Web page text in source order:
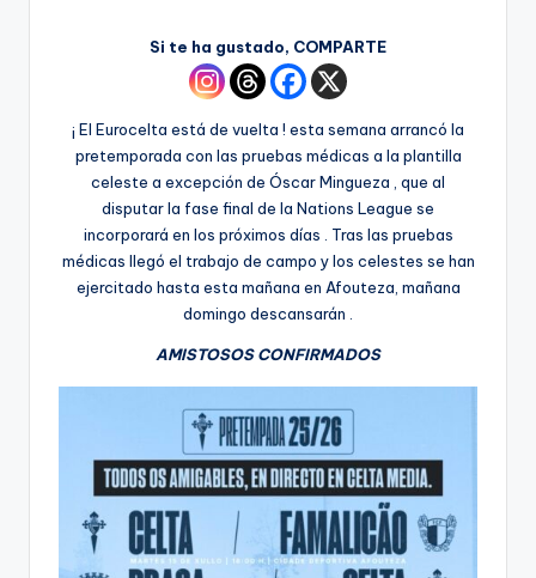
Si te ha gustado, COMPARTE
¡ El Eurocelta está de vuelta ! esta semana arrancó la
pretemporada con las pruebas médicas a la plantilla
celeste a excepción de Óscar Mingueza , que al
disputar la fase final de la Nations League se
incorporará en los próximos días . Tras las pruebas
médicas llegó el trabajo de campo y los celestes se han
ejercitado hasta esta mañana en Afouteza, mañana
domingo descansarán .
AMISTOSOS CONFIRMADOS